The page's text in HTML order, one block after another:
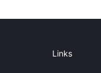
Links